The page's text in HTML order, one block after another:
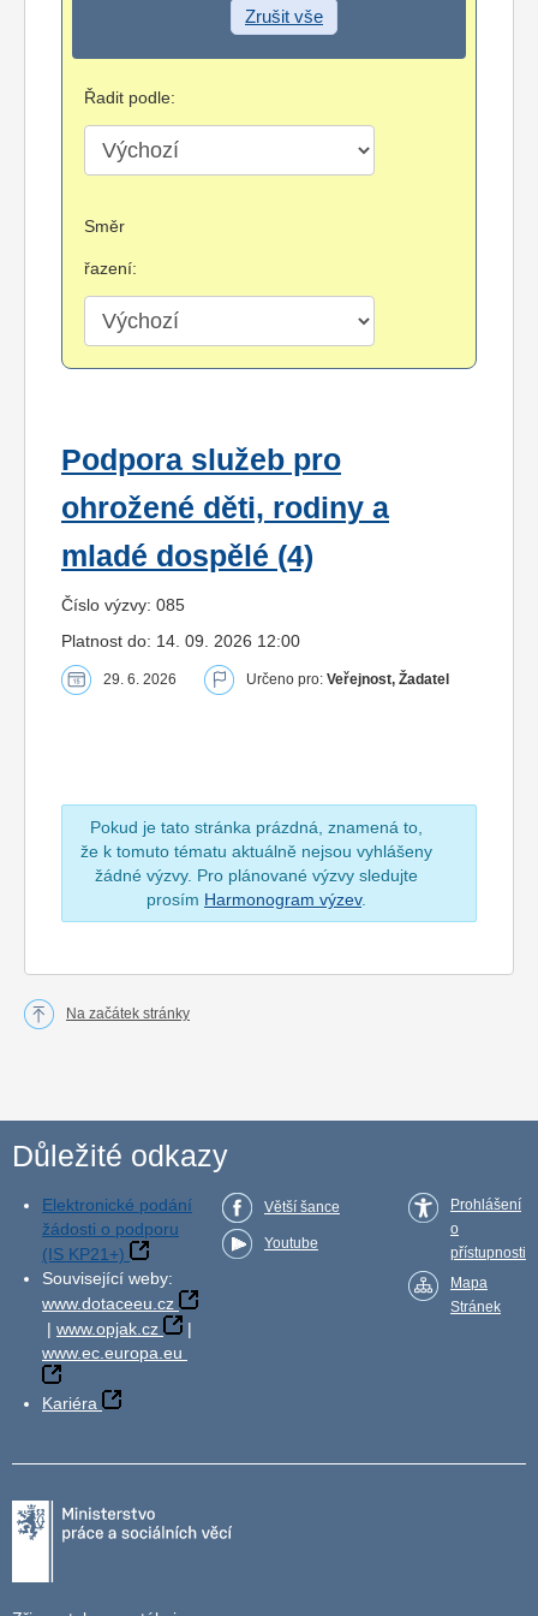
Zrušit vše
Řadit podle:
Směr
řazení:
Podpora služeb pro
ohrožené děti, rodiny a
mladé dospělé (4)
Číslo výzvy: 085
Platnost do: 14. 09. 2026 12:00
29. 6. 2026 Určeno pro: Veřejnost, Žadatel
Pokud je tato stránka prázdná, znamená to,
že k tomuto tématu aktuálně nejsou vyhlášeny
žádné výzvy. Pro plánované výzvy sledujte
prosím Harmonogram výzev.
Na začátek stránky
Důležité odkazy
Elektronické podání
žádosti o podporu
(IS KP21+)
Související weby:
www.dotaceeu.cz
| www.opjak.cz
|
www.ec.europa.eu
Kariéra
Větší šance
Youtube
Prohlášení
o
přístupnosti
Mapa
Stránek